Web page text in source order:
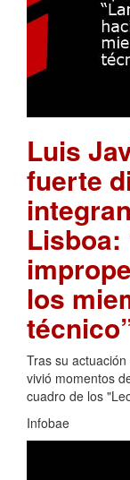
Luis
fuerte
Lisboa:
los
Tras su
vivió momentos
cuadro de los
Infobae